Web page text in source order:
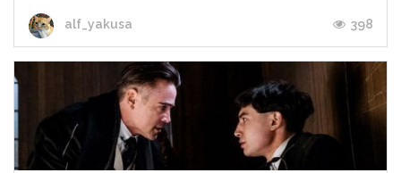
alf_yakusa 398